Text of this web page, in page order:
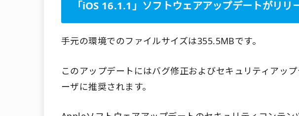
「iOS 16.1.1」ソフトウェアアップデートがリリ
手元の環境でのファイルサイズは355.5MBです。
このアップデートにはバグ修正およびセキュリティアッ
ーザに推奨されます。